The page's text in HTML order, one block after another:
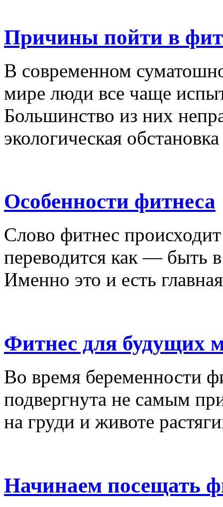
Причины пойти в
В современном
мире люди все чаще
Большинство из них
экологическая
Особенности фитнеса
Слово фитнес происходит
переводится как — быть
Именно это и есть
Фитнес для будущих
Во время беременности
подвергнута не самым
на груди и животе
Начинаем посещать